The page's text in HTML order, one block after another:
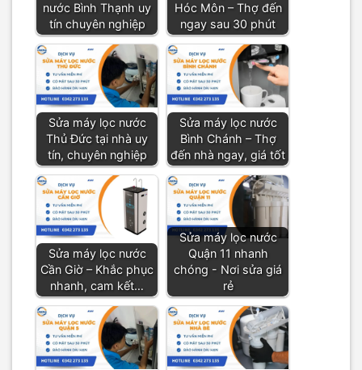
nước Bình Thạnh uy
tín chuyên nghiệp
Hóc Môn – Thợ đến
ngay sau 30 phút
Sửa máy lọc nước
Thủ Đức tại nhà uy
tín, chuyên nghiệp
Sửa máy lọc nước
Bình Chánh – Thợ
đến nhà ngay, giá tốt
Sửa máy lọc nước
Cần Giờ – Khắc phục
nhanh, cam kết…
Sửa máy lọc nước
Quận 11 nhanh
chóng - Nơi sửa giá
rẻ